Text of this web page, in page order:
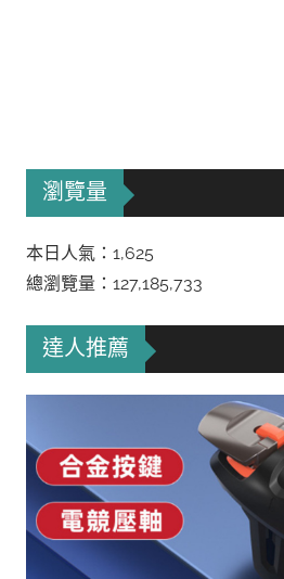
瀏覽量
本日人氣：1,625
總瀏覽量：127,185,733
達人推薦